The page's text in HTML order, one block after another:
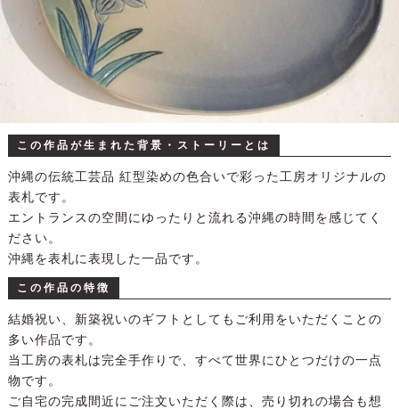
この作品が生まれた背景・ストーリーとは
沖縄の伝統工芸品 紅型染めの色合いで彩った工房オリジナルの
表札です。
エントランスの空間にゆったりと流れる沖縄の時間を感じてく
ださい。
沖縄を表札に表現した一品です。
この作品の特徴
結婚祝い、新築祝いのギフトとしてもご利用をいただくことの
多い作品です。
当工房の表札は完全手作りで、すべて世界にひとつだけの一点
物です。
ご自宅の完成間近にご注文いただく際は、売り切れの場合も想